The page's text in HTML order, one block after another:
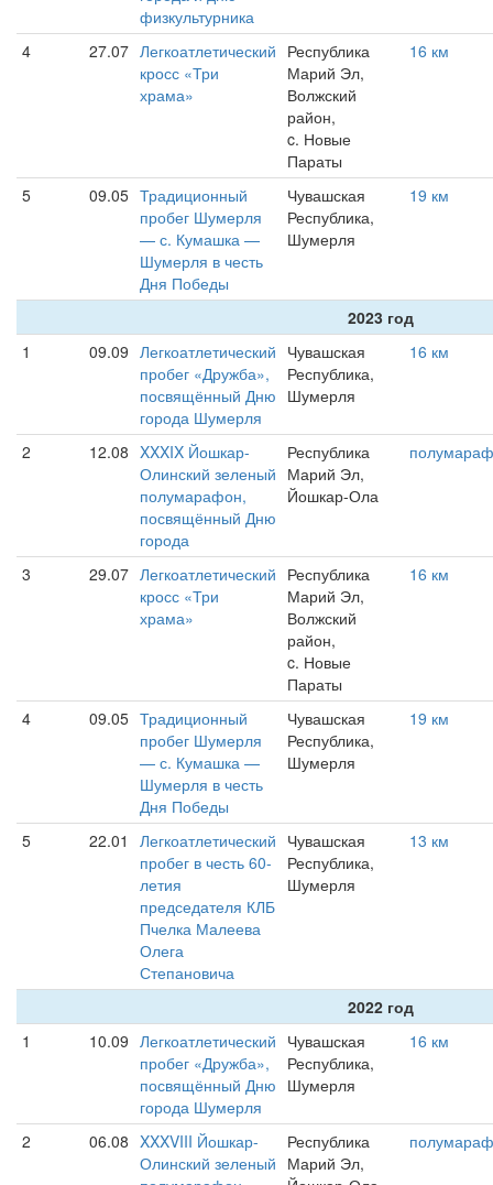
физкультурника
4
27.07 Легкоатлетический
кросс «Три
храма»
Республика
Марий Эл,
Волжский
район,
c. Новые
Параты
16 км
5 09.05 Традиционный
пробег Шумерля
— с. Кумашка —
Шумерля в честь
Дня Победы
Чувашская
Республика,
Шумерля
19 км
2023 год
1
09.09 Легкоатлетический
пробег «Дружба»,
посвящённый Дню
города Шумерля
Чувашская
Республика,
Шумерля
16 км
2 12.08 XXXIX Йошкар-
Олинский зеленый
полумарафон,
посвящённый Дню
города
Республика
Марий Эл,
Йошкар-Ола
3 29.07 Легкоатлетический
кросс «Три
храма»
Республика
Марий Эл,
Волжский
район,
c. Новые
Параты
16 км
4 09.05 Традиционный
пробег Шумерля
— с. Кумашка —
Шумерля в честь
Дня Победы
Чувашская
Республика,
Шумерля
19 км
5 22.01
Легкоатлетический
пробег в честь 60-
летия
председателя КЛБ
Пчелка Малеева
Олега
Степановича
Чувашская
Республика,
Шумерля
13 км
2022 год
1
10.09 Легкоатлетический
пробег «Дружба»,
посвящённый Дню
города Шумерля
Чувашская
Республика,
Шумерля
16 км
2 06.08 XXXVIII Йошкар-
Олинский зеленый
Республика
Марий Эл,